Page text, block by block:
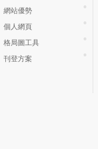
網站優勢
個人網頁
格局圖工具
刊登方案